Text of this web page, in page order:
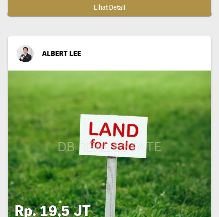
Lihat Detail
ALBERT LEE
Rp. 19,5 JT